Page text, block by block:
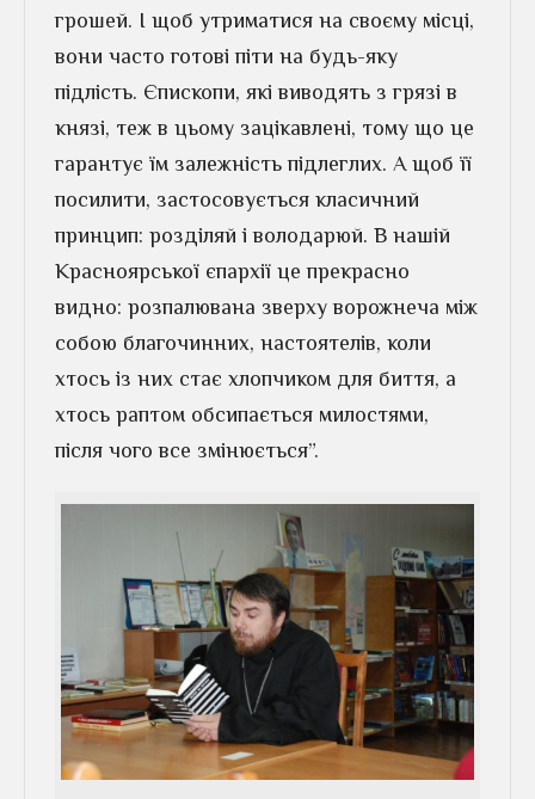
грошей. І щоб утриматися на своєму місці,
вони часто готові піти на будь-яку
підлість. Єпископи, які виводять з грязі в
князі, теж в цьому зацікавлені, тому що це
гарантує їм залежність підлеглих. А щоб її
посилити, застосовується класичний
принцип: розділяй і володарюй. В нашій
Красноярської єпархії це прекрасно
видно: розпалювана зверху ворожнеча між
собою благочинних, настоятелів, коли
хтось із них стає хлопчиком для биття, а
хтось раптом обсипається милостями,
після чого все змінюється”.